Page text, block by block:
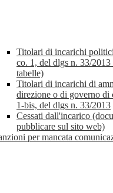
Titolari di incarichi
co. 1, del dlgs n. 33/
tabelle)
Titolari di incarichi di
direzione o di governo di
1-bis, del dlgs n. 33/2013
Cessati dall'incarico
pubblicare sul sito web)
per mancata